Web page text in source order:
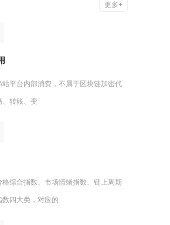
更多+
平台内部消费，不属于区块链加密代
、转账、变
综合指数、市场情绪指数、链上周期
四大类，对应的